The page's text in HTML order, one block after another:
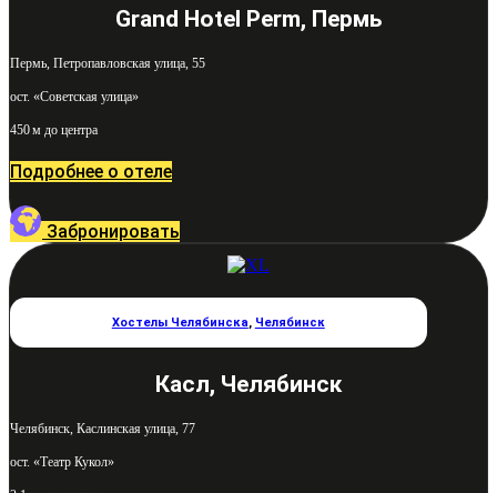
Grand Hotel Perm, Пермь
Пермь, Петропавловская улица, 55
ост. «Советская улица»
450 м до центра
Подробнее о отеле
Забронировать
Хостелы Челябинска, Челябинск
Касл, Челябинск
Челябинск, Каслинская улица, 77
ост. «Театр Кукол»